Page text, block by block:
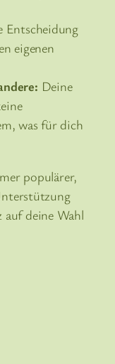
Entscheidung
eigenen
Deine
was für dich
populärer,
deine Wahl